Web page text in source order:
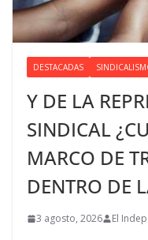
DESTACADAS
Y DE LA
SINDICAL
MARCO DE
DENTRO DE
3 agosto, 2026 El